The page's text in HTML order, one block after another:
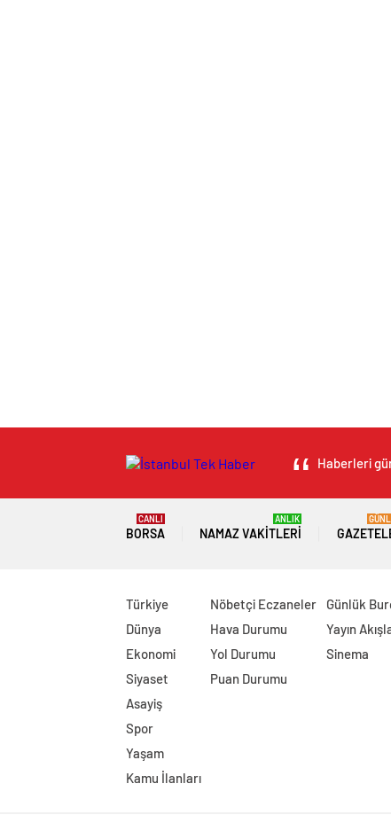
Haberleri
BORSA
CANLI
NAMAZ VAKITLERI
ANLIK
Türkiye
Dünya
Ekonomi
Siyaset
Asayiş
Spor
Yaşam
Kamu İlanları
Nöbetçi Eczaneler
Hava Durumu
Yol Durumu
Puan Durumu
Günlük
Yayın
Sinema